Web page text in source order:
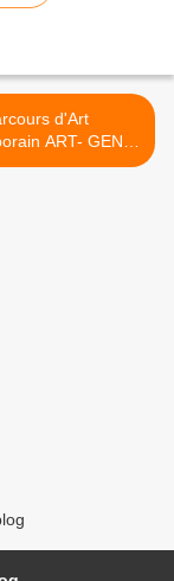
d'Art
ART- GENS
par Sarcelle et